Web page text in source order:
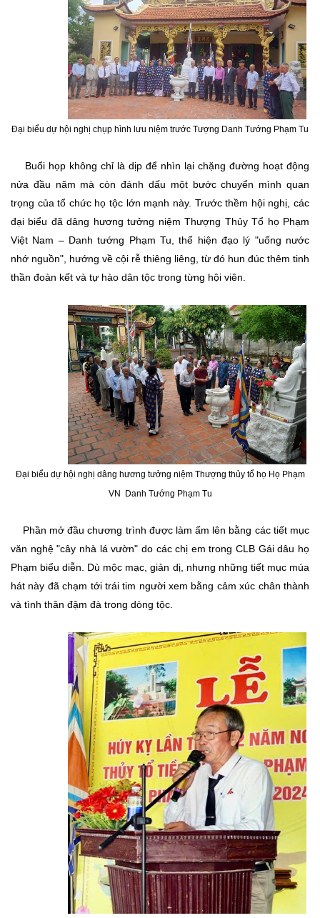
Đại biểu dự hội nghị chụp hình lưu niệm trước Tượng Danh Tướng Phạm Tu
Buổi họp không chỉ là dịp để nhìn lại chặng đường hoạt động
nửa đầu năm mà còn đánh dấu một bước chuyển mình quan
trọng của tổ chức họ tộc lớn mạnh này. Trước thềm hội nghị, các
đại biểu đã dâng hương tưởng niệm Thượng Thủy Tổ họ Phạm
Việt Nam – Danh tướng Phạm Tu, thể hiện đạo lý "uống nước
nhớ nguồn", hướng về cội rễ thiêng liêng, từ đó hun đúc thêm tinh
thần đoàn kết và tự hào dân tộc trong từng hội viên.
Đại biểu dự hội nghị dâng hương tưởng niệm Thượng thủy tổ họ Họ Phạm
VN Danh Tướng Phạm Tu
Phần mở đầu chương trình được làm ấm lên bằng các tiết mục
văn nghệ "cây nhà lá vườn" do các chị em trong CLB Gái dâu họ
Phạm biểu diễn. Dù mộc mạc, giản dị, nhưng những tiết mục múa
hát này đã chạm tới trái tim người xem bằng cảm xúc chân thành
và tình thân đậm đà trong dòng tộc.